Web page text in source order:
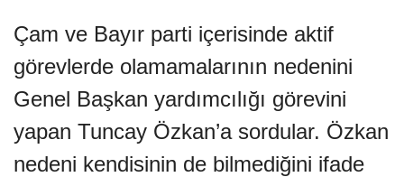
Çam ve Bayır parti içerisinde aktif
görevlerde olamamalarının nedenini
Genel Başkan yardımcılığı görevini
yapan Tuncay Özkan’a sordular. Özkan
nedeni kendisinin de bilmediğini ifade